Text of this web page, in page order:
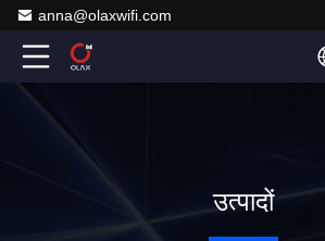
anna@olaxwifi.com
उत्पादों